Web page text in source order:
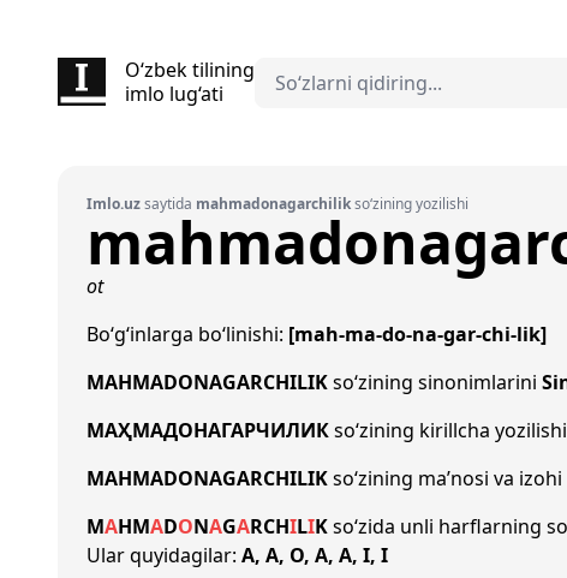
O‘zbek tilining
imlo lug‘ati
Imlo.uzsaytida mahmadonagarchilikso‘zining yozilishi
ot
Bo‘g‘inlarga bo‘linishi: [mah-ma-do-na-gar-chi-lik]
MAHMADONAGARCHILIKso‘zining sinonimlarini
МАҲМАДОНАГАРЧИЛИКso‘zining kirillcha yozilishi
MAHMADONAGARCHILIKso‘zining ma’nosi va
MAHMADONAGARCHILIKso‘zida unli harflarning
Ular quyidagilar: A, A, O, A, A, I, I